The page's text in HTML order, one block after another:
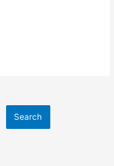
Search